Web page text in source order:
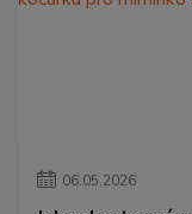
06.05.2026